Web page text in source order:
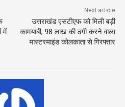
में
Next article
उत्तराखंड एसटीएफ को मिली बड़ी
कामयाबी, 98 लाख की ठगी करने वाला
मास्टरमाइंड कोलकाता से गिरफ्तार